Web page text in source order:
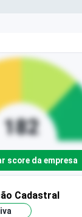
score da empresa
Cadastral